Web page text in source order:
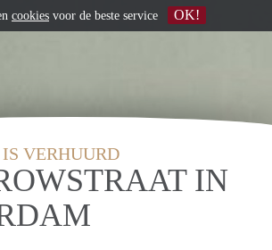
VERHUURD
IN
cookies voor de beste service OK!